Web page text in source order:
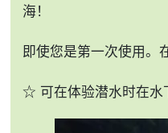
海！
即使您是第一次使用。
☆ 可在体验潜水时在水